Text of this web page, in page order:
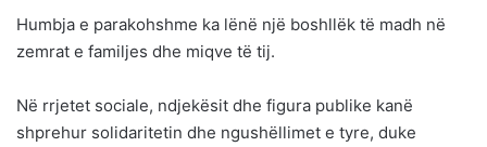
Humbja e parakohshme ka lënë një boshllëk të madh në
zemrat e familjes dhe miqve të tij.
Në rrjetet sociale, ndjekësit dhe figura publike kanë
shprehur solidaritetin dhe ngushëllimet e tyre, duke